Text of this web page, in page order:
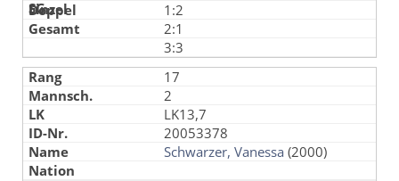
1:2
2:1
3:3
17
2
LK13,7
20053378
Schwarzer, Vanessa (2000)